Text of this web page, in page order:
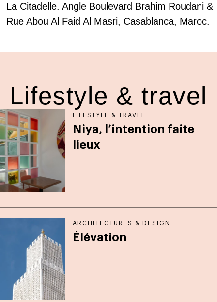
La Citadelle. Angle Boulevard Brahim Roudani &
Rue Abou Al Faid Al Masri, Casablanca, Maroc.
Lifestyle & travel
LIFESTYLE & TRAVEL
Niya, l’intention faite
lieux
ARCHITECTURES & DESIGN
Élévation